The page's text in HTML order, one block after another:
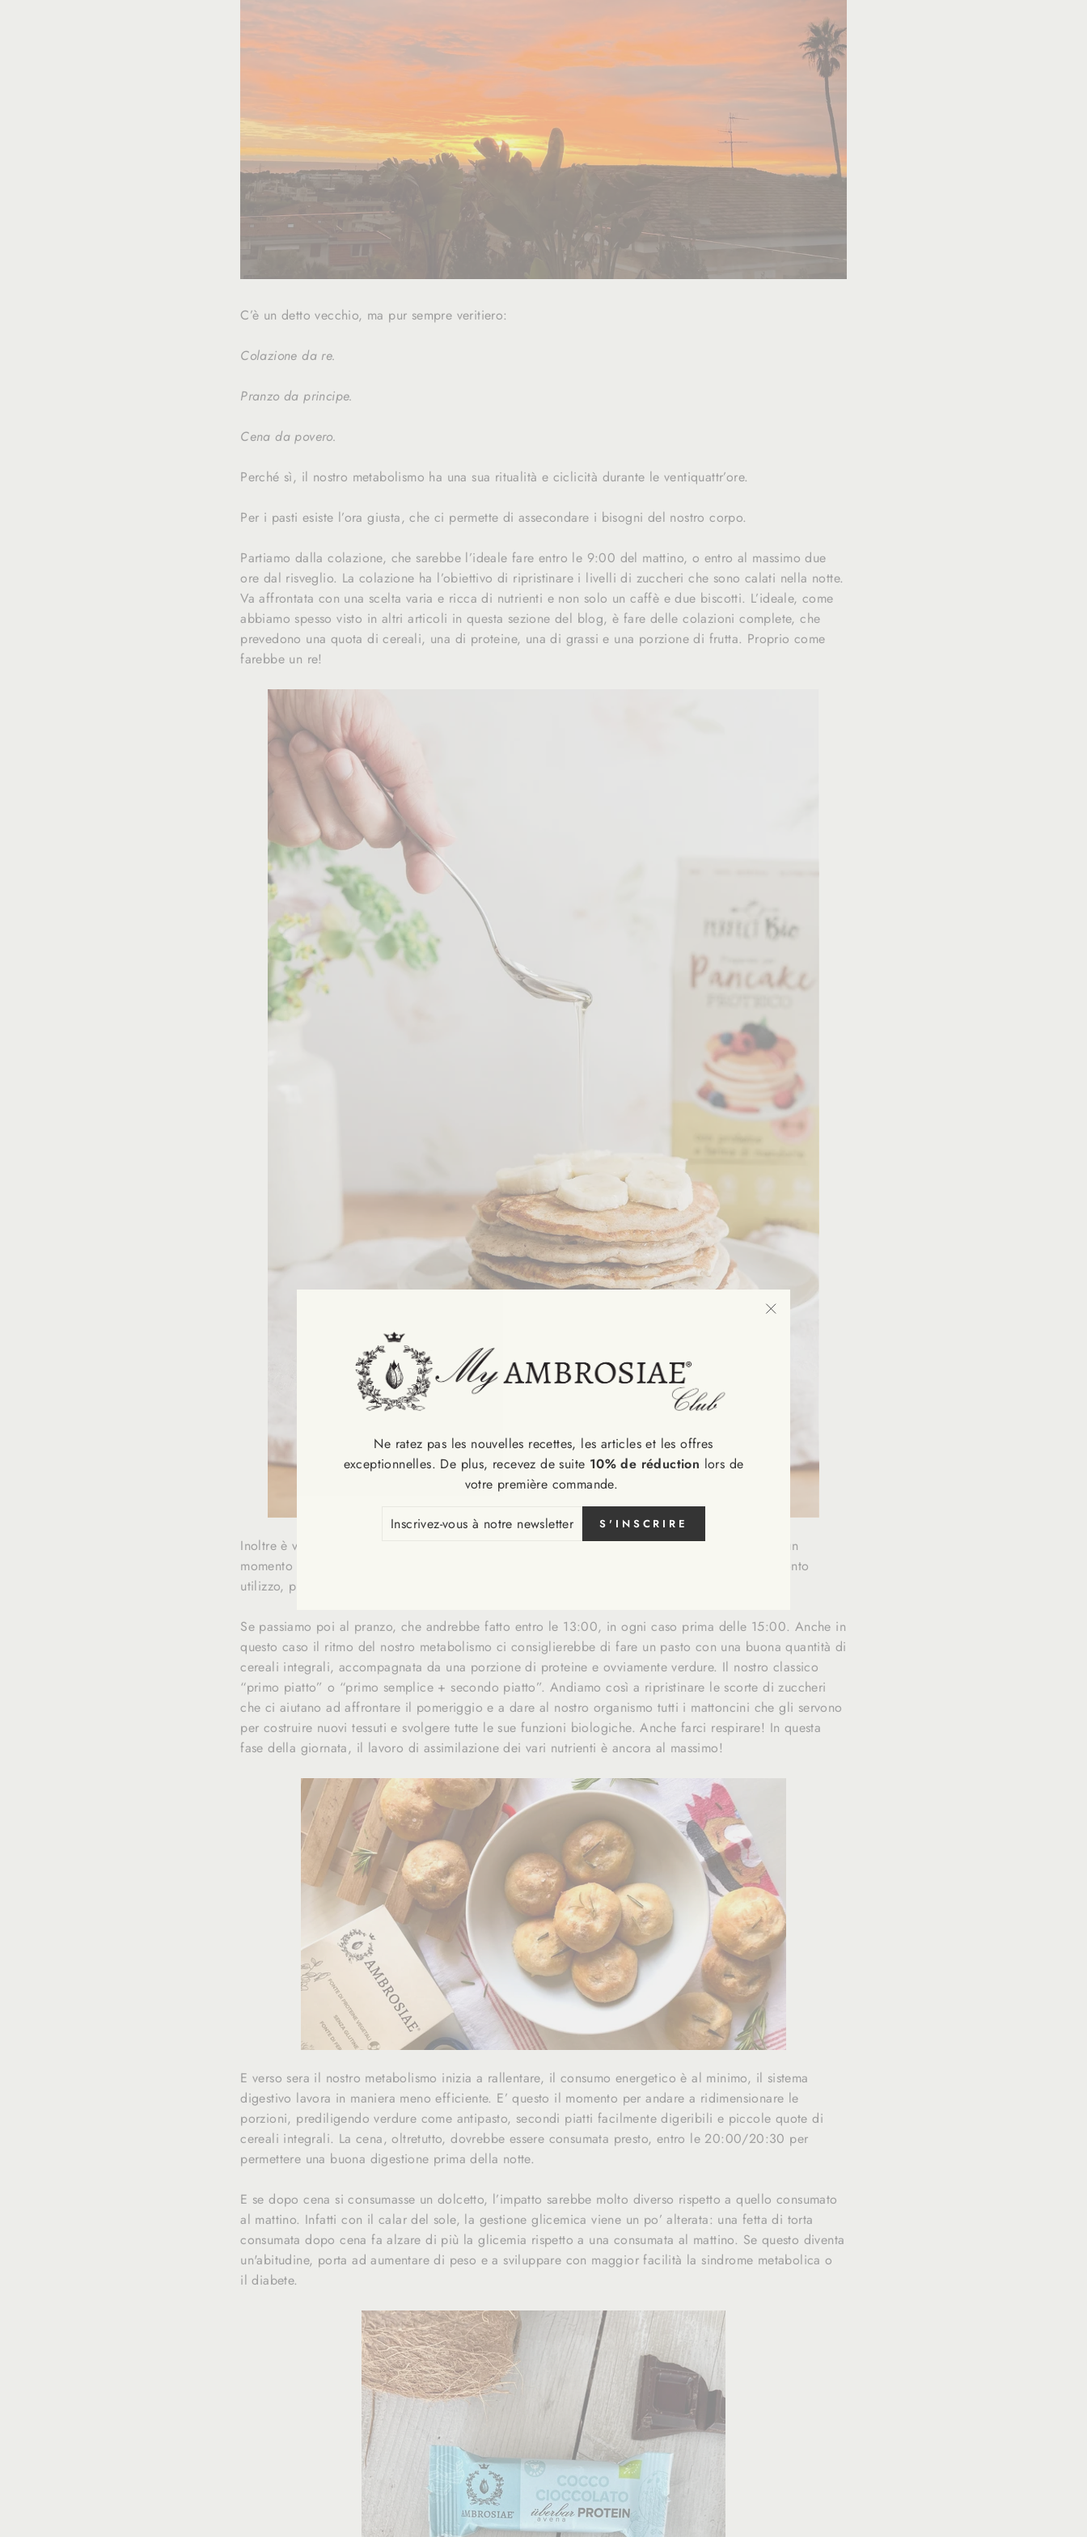
C’è un detto vecchio, ma pur sempre veritiero:
Colazione da re.
Pranzo da principe.
Cena da povero.
Perché sì, il nostro metabolismo ha una sua ritualità e ciclicità durante le ventiquattr’ore.
Per i pasti esiste l’ora giusta, che ci permette di assecondare i bisogni del nostro corpo.
Partiamo dalla colazione, che sarebbe l’ideale fare entro le 9:00 del mattino, o entro al massimo due
ore dal risveglio. La colazione ha l’obiettivo di ripristinare i livelli di zuccheri che sono calati nella notte.
Va affrontata con una scelta varia e ricca di nutrienti e non solo un caffè e due biscotti. L’ideale, come
abbiamo spesso visto in altri articoli in questa sezione del blog, è fare delle colazioni complete, che
prevedono una quota di cereali, una di proteine, una di grassi e una porzione di frutta. Proprio come
farebbe un re!
Inoltre è vero che il primo pasto della giornata è quello ideale per una nota dolce: si tratta di un
momento propizio, in cui il nostro corpo utilizzerebbe tutti gli zuccheri per darci energia di pronto
utilizzo, per iniziare al meglio la giornata.
Se passiamo poi al pranzo, che andrebbe fatto entro le 13:00, in ogni caso prima delle 15:00. Anche in
questo caso il ritmo del nostro metabolismo ci consiglierebbe di fare un pasto con una buona quantità di
cereali integrali, accompagnata da una porzione di proteine e ovviamente verdure. Il nostro classico
“primo piatto” o “primo semplice + secondo piatto”. Andiamo così a ripristinare le scorte di zuccheri
che ci aiutano ad affrontare il pomeriggio e a dare al nostro organismo tutti i mattoncini che gli servono
per costruire nuovi tessuti e svolgere tutte le sue funzioni biologiche. Anche farci respirare! In questa
fase della giornata, il lavoro di assimilazione dei vari nutrienti è ancora al massimo!
E verso sera il nostro metabolismo inizia a rallentare, il consumo energetico è al minimo, il sistema
digestivo lavora in maniera meno efficiente. E’ questo il momento per andare a ridimensionare le
porzioni, prediligendo verdure come antipasto, secondi piatti facilmente digeribili e piccole quote di
cereali integrali. La cena, oltretutto, dovrebbe essere consumata presto, entro le 20:00/20:30 per
permettere una buona digestione prima della notte.
E se dopo cena si consumasse un dolcetto, l’impatto sarebbe molto diverso rispetto a quello consumato
al mattino. Infatti con il calar del sole, la gestione glicemica viene un po’ alterata: una fetta di torta
consumata dopo cena fa alzare di più la glicemia rispetto a una consumata al mattino. Se questo diventa
un'abitudine, porta ad aumentare di peso e a sviluppare con maggior facilità la sindrome metabolica o
il diabete.
Ne ratez pas les nouvelles recettes, les articles et les offres
exceptionnelles. De plus, recevez de suite 10% de réduction lors de
votre première commande.
S'INSCRIRE